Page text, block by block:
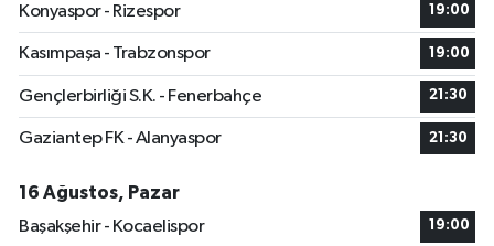
Konyaspor - Rizespor
19:00
Kasımpaşa - Trabzonspor 19:00
Gençlerbirliği S.K. - Fenerbahçe 21:30
Gaziantep FK - Alanyaspor 21:30
16 Ağustos, Pazar
Başakşehir - Kocaelispor
19:00